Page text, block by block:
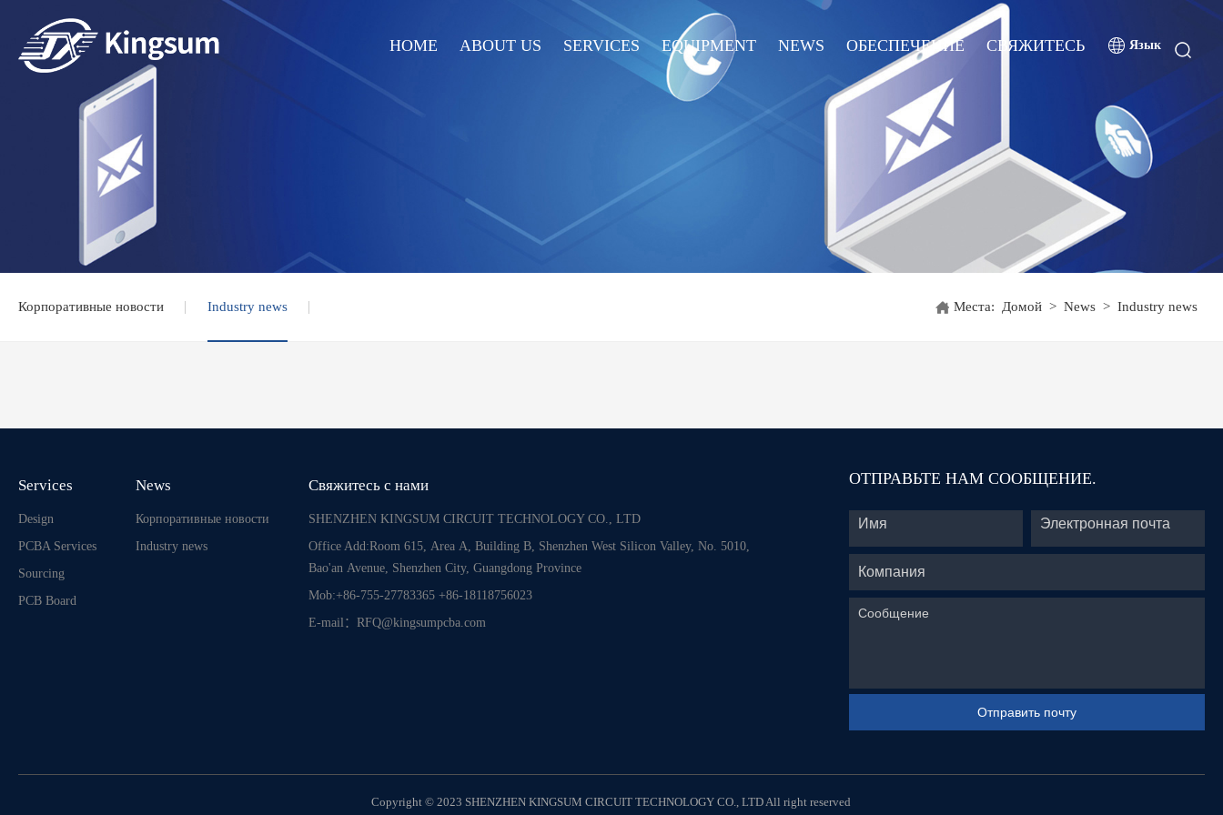
Язык
HOME ABOUT US SERVICES EQUIPMENT NEWS ОБЕСПЕЧЕНИЕ СВЯЖИТЕСЬ
Корпоративные новости Industry news Места: Домой > News > Industry news
Services
Design
PCBA Services
Sourcing
PCB Board
News
Корпоративные новости
Industry news
Свяжитесь с нами
SHENZHEN KINGSUM CIRCUIT TECHNOLOGY CO., LTD
Office Add:Room 615, Area A, Building B, Shenzhen West Silicon Valley, No. 5010,
Bao'an Avenue, Shenzhen City, Guangdong Province
Mob:+86-755-27783365 +86-18118756023
E-mail：RFQ@kingsumpcba.com
ОТПРАВЬТЕ НАМ СООБЩЕНИЕ.
Copyright © 2023 SHENZHEN KINGSUM CIRCUIT TECHNOLOGY CO., LTD All right reserved